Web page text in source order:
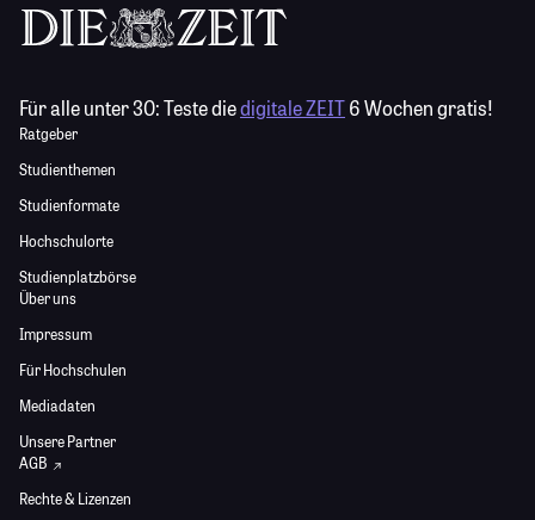
Für alle unter 30:Teste diedigitale ZEIT6 Wochen gratis!
Ratgeber
Studienthemen
Studienformate
Hochschulorte
Studienplatzbörse
Über uns
Impressum
Für Hochschulen
Mediadaten
Unsere Partner
AGB
Rechte & Lizenzen